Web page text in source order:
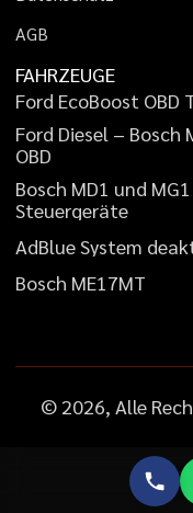
AGB
FAHRZEUGE
Ford EcoBoost OBD
Ford Diesel – Bosch
OBD
Bosch MD1 und MG1
Steuergeräte
AdBlueSystem deak
Bosch ME17MT
© 2026, Alle